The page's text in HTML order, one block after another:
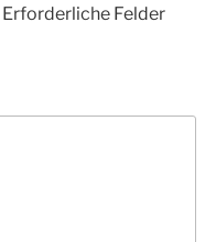
Erforderliche Felder